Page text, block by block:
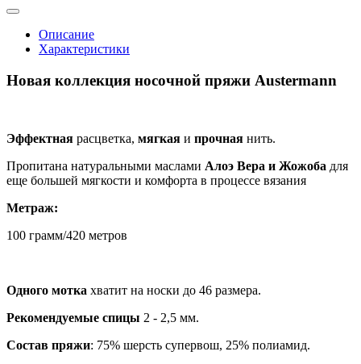
Описание
Характеристики
Новая коллекция носочной пряжи Austermann
Эффектная расцветка, мягкая и прочная нить.
Пропитана натуральными маслами Алоэ Вера и Жожоба для
еще большей мягкости и комфорта в процессе вязания
Метраж:
100 грамм/420 метров
Одного мотка хватит на носки до 46 размера.
Рекомендуемые спицы 2 - 2,5 мм.
Состав пряжи: 75% шерсть супервош, 25% полиамид.